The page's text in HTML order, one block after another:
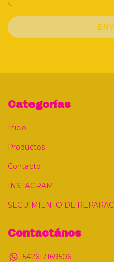
Categorías
Inicio
Productos
Contacto
INSTAGRAM
SEGUIMIENTO DE
Contactános
542617169506